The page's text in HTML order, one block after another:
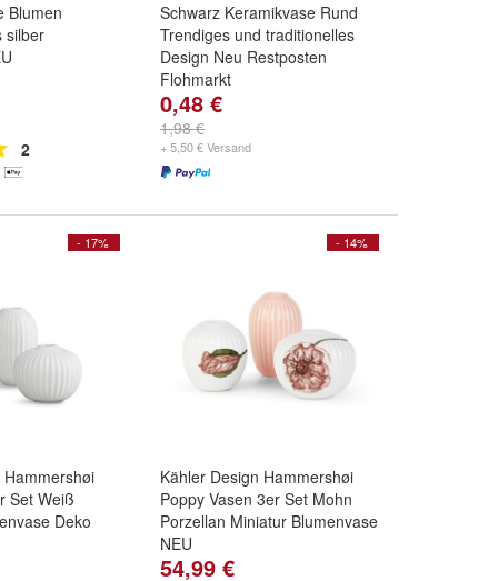
Blumen
silber
2
Schwarz Keramikvase Rund
Trendiges und traditionelles
Design Neu Restposten
Flohmarkt
0,48 €
1,98 €
+ 5,50 € Versand
- 17%
Set Weiß
Deko
- 14%
Kähler Design Hammershøi
Poppy Vasen 3er Set Mohn
Porzellan Miniatur Blumenvase
NEU
54,99 €